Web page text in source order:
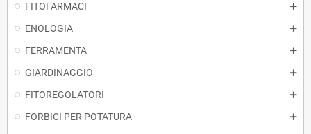
FITOFARMACI
ENOLOGIA
FERRAMENTA
GIARDINAGGIO
FITOREGOLATORI
FORBICI PER POTATURA